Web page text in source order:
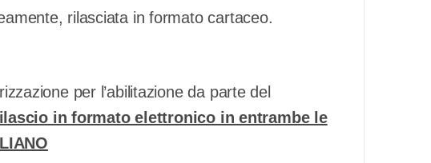
rilasciata in formato cartaceo.
per l’abilitazione da parte del
in formato elettronico in entrambe le